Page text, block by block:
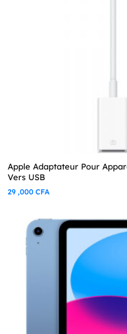
Apple Adaptateur Pour
Vers USB
29 ,000 CFA